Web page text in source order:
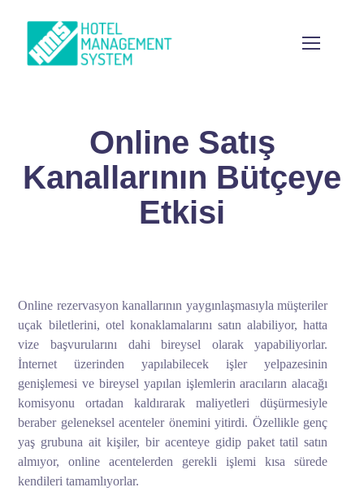
Online Satış
Kanallarının Bütçeye
Etkisi
Online rezervasyon kanallarının yaygınlaşmasıyla müşteriler
uçak biletlerini, otel konaklamalarını satın alabiliyor, hatta
vize başvurularını dahi bireysel olarak yapabiliyorlar.
İnternet üzerinden yapılabilecek işler yelpazesinin
genişlemesi ve bireysel yapılan işlemlerin aracıların alacağı
komisyonu ortadan kaldırarak maliyetleri düşürmesiyle
beraber geleneksel acenteler önemini yitirdi. Özellikle genç
yaş grubuna ait kişiler, bir acenteye gidip paket tatil satın
almıyor, online acentelerden gerekli işlemi kısa sürede
kendileri tamamlıyorlar.